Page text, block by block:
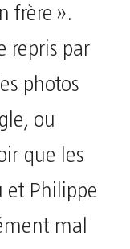
frère ».
repris par
photos
ou
que les
et Philippe
mal